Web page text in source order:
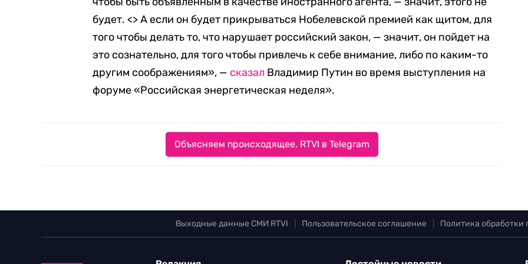
будет. <> А если он будет прикрываться Нобелевской премией как щитом, для
того чтобы делать то, что нарушает российский закон, — значит, он пойдет на
это сознательно, для того чтобы привлечь к себе внимание, либо по каким-то
другим соображениям», — сказал Владимир Путин во время выступления на
форуме «Российская энергетическая неделя».
Объясняем происходящее. RTVI в Telegram
Выходные данные СМИ RTVI Пользовательское соглашение Политика